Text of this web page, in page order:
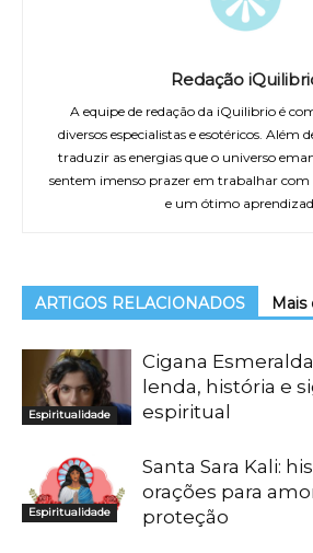
Redação
A equipe de redação da iQuilibrio é
diversos especialistas e esotéricos. Além
traduzir as energias que o universo
sentem imenso prazer em trabalhar com
e um ótimo
ARTIGOS RELACIONADOS Mais
Espiritualidade
Cigana
lenda, história e
espiritual
Espiritualidade
Santa Sara Kali:
orações para
proteção